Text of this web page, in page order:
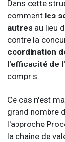
Dans cette
comment les
autres au lieu
contre la
coordination
l'efficacité de
compris.
Ce cas n'est
grand nombre
l'approche
la chaîne de